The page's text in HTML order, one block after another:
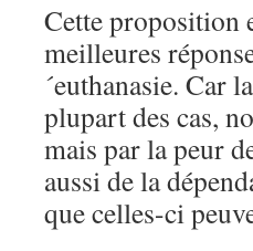
Cette proposition
meilleures
´euthanasie. Car
plupart des cas,
mais par la peur
aussi de la
que celles-ci